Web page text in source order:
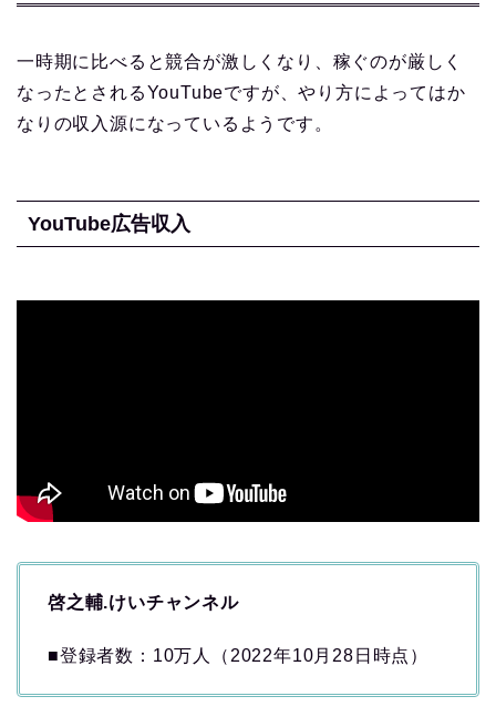
一時期に比べると競合が激しくなり、稼ぐのが厳しく
なったとされるYouTubeですが、やり方によってはか
なりの収入源になっているようです。
YouTube広告収入
啓之輔.けいチャンネル
■登録者数：10万人（2022年10月28日時点）